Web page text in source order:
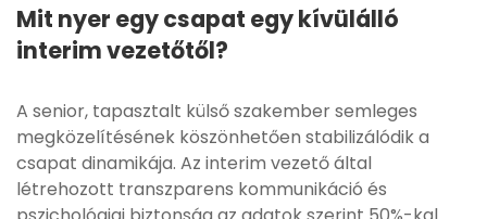
Mit nyer egy csapat egy kívülálló
interim vezetőtől?
A senior, tapasztalt külső szakember semleges
megközelítésének köszönhetően stabilizálódik a
csapat dinamikája. Az interim vezető által
létrehozott transzparens kommunikáció és